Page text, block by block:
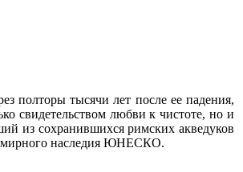
полторы тысячи лет после ее падения,
свидетельством любви к чистоте, но и
из сохранившихся римских акведуков
наследия ЮНЕСКО.